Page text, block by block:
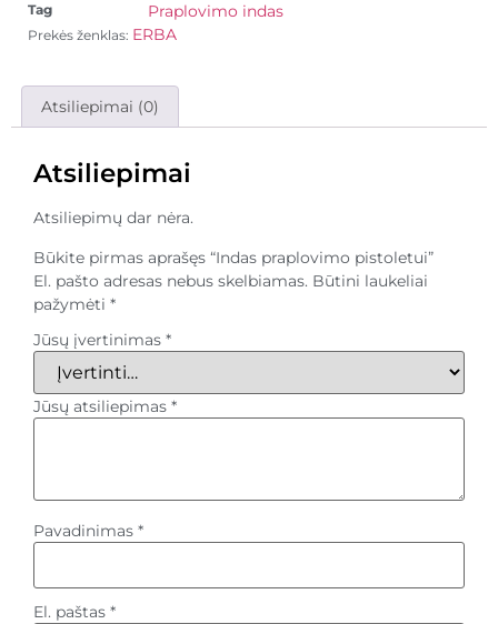
Tag Praplovimo indas
Prekės ženklas: ERBA
Atsiliepimai (0)
Atsiliepimai
Atsiliepimų dar nėra.
Būkite pirmas aprašęs “Indas praplovimo pistoletui”
El. pašto adresas nebus skelbiamas. Būtini laukeliai
pažymėti *
Jūsų įvertinimas *
Jūsų atsiliepimas *
Pavadinimas *
El. paštas *